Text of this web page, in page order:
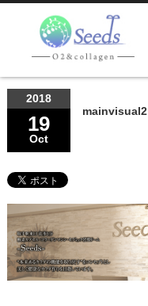
2018
19
Oct
mainvisual2